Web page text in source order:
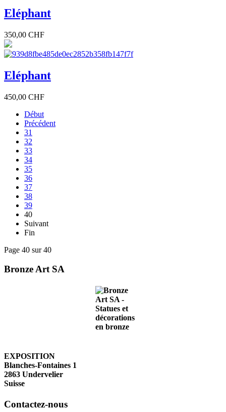
Eléphant
350,00 CHF
Eléphant
450,00 CHF
Début
Précédent
31
32
33
34
35
36
37
38
39
40
Suivant
Fin
Page 40 sur 40
Bronze Art SA
EXPOSITION
Blanches-Fontaines 1
2863 Undervelier
Suisse
Contactez-nous